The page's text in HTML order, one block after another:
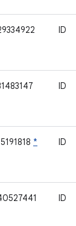
ID
ID
* ID
ID